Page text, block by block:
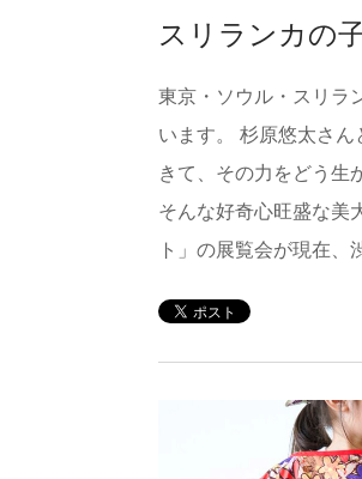
スリランカの
東京・ソウル・スリラ
います。 杉原悠太さ
きて、その力をどう生
そんな好奇心旺盛な美
ト」の展覧会が現在、